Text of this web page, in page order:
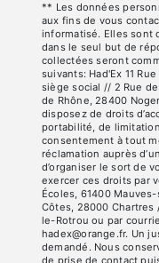
** Les données
aux fins de vous
informatisé. Elles sont
dans le seul but de
collectées seront
suivants: Had'Ex 11
siège social // 2 Rue
de Rhône, 28400
disposez de droits
portabilité, de
consentement à tout
réclamation auprès
d’organiser le sort de
exercer ces droits par
Écoles, 61400
Côtes, 28000 Chartres
le-Rotrou ou par
hadex@orange.fr. Un
demandé. Nous
de prise de contact